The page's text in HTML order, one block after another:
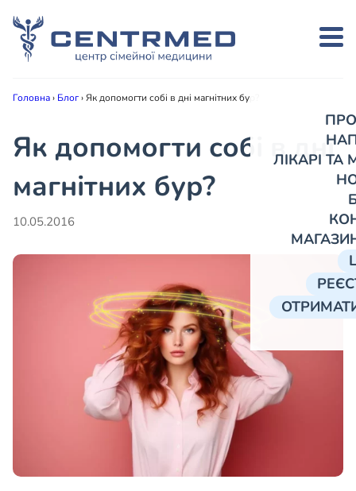
ЛІКАРІ
Головна› Блог›Як допомогти собі в дні магнітних бур?
Як допомогти собі в дні
магнітних бур?
10.05.2016